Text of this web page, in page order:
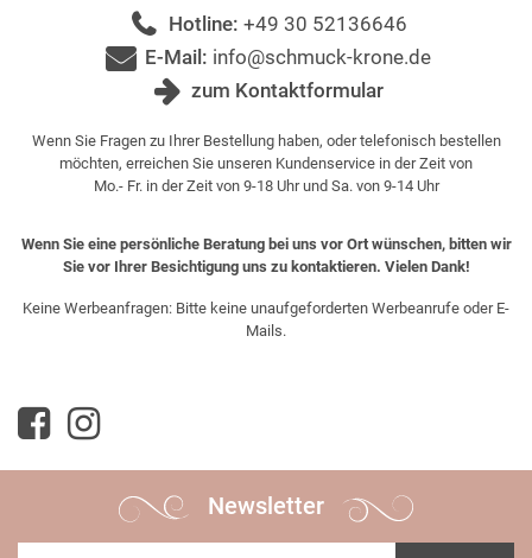
Hotline: +49 30 52136646
E-Mail: info@schmuck-krone.de
zum Kontaktformular
Wenn Sie Fragen zu Ihrer Bestellung haben, oder telefonisch bestellen
möchten, erreichen Sie unseren Kundenservice in der Zeit von
Mo.- Fr. in der Zeit von 9-18 Uhr und Sa. von 9-14 Uhr
Wenn Sie eine persönliche Beratung bei uns vor Ort wünschen, bitten wir
Sie vor Ihrer Besichtigung uns zu kontaktieren. Vielen Dank!
Keine Werbeanfragen: Bitte keine unaufgeforderten Werbeanrufe oder E-
Mails.
Newsletter